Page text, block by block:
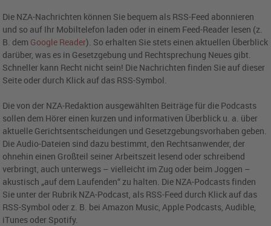
Die NZA-Nachrichten können Sie bequem als RSS-Feed abonnieren
und so auf Ihr Mobiltelefon laden oder in einem Feed-Reader lesen (z.
B. dem Google Reader). So erhalten Sie stets einen aktuellen Überblick
darüber, was es in Gesetzgebung und Rechtsprechung Neues gibt.
Schneller kann Recht nicht sein! Die Nachrichten finden Sie auf dieser
Seite oder durch Klick auf das RSS-Symbol.
Die von der NZA-Redaktion ausgewählten Beiträge für die Podcasts
sollen dem Hörer einen kurzen und informativen Überblick u. a. über
aktuelle Gerichtsentscheidungen und Gesetzgebungsvorhaben geben.
Die Audio-Dateien sind dazu bestimmt, den Rechtsanwender, der
ohnehin einen Großteil seiner Arbeitszeit lesend oder schreibend
verbringt, auch unterwegs – vielleicht im Zug oder beim Joggen –
akustisch „auf dem Laufenden“ zu halten. Die NZA-Podcasts finden
Sie unter der Rubrik NZA-Podcast, als RSS-Feed durch Klick auf das
RSS-Symbol oder z. B. bei Amazon Music, Apple Podcasts, Audible,
iTunes oder Spotify.